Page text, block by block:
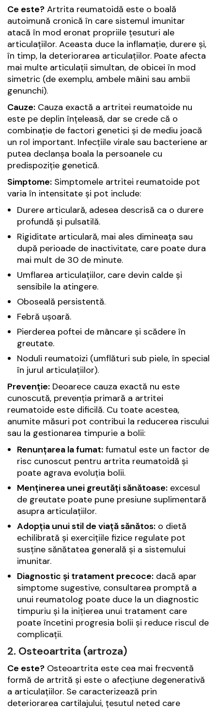
Ce este? Artrita reumatoidă este o boală
autoimună cronică în care sistemul imunitar
atacă în mod eronat propriile țesuturi ale
articulațiilor. Aceasta duce la inflamație, durere și,
în timp, la deteriorarea articulațiilor. Poate afecta
mai multe articulații simultan, de obicei în mod
simetric (de exemplu, ambele mâini sau ambii
genunchi).
Cauze: Cauza exactă a artritei reumatoide nu
este pe deplin înțeleasă, dar se crede că o
combinație de factori genetici și de mediu joacă
un rol important. Infecțiile virale sau bacteriene ar
putea declanșa boala la persoanele cu
predispoziție genetică.
Simptome: Simptomele artritei reumatoide pot
varia în intensitate și pot include:
Durere articulară, adesea descrisă ca o durere
profundă și pulsatilă.
Rigiditate articulară, mai ales dimineața sau
după perioade de inactivitate, care poate dura
mai mult de 30 de minute.
Umflarea articulațiilor, care devin calde și
sensibile la atingere.
Oboseală persistentă.
Febră ușoară.
Pierderea poftei de mâncare și scădere în
greutate.
Noduli reumatoizi (umflături sub piele, în special
în jurul articulațiilor).
Prevenție: Deoarece cauza exactă nu este
cunoscută, prevenția primară a artritei
reumatoide este dificilă. Cu toate acestea,
anumite măsuri pot contribui la reducerea riscului
sau la gestionarea timpurie a bolii:
Renunțarea la fumat: fumatul este un factor de
risc cunoscut pentru artrita reumatoidă și
poate agrava evoluția bolii.
Menținerea unei greutăți sănătoase: excesul
de greutate poate pune presiune suplimentară
asupra articulațiilor.
Adopția unui stil de viață sănătos: o dietă
echilibrată și exercițiile fizice regulate pot
susține sănătatea generală și a sistemului
imunitar.
Diagnostic și tratament precoce: dacă apar
simptome sugestive, consultarea promptă a
unui reumatolog poate duce la un diagnostic
timpuriu și la inițierea unui tratament care
poate încetini progresia bolii și reduce riscul de
complicații.
2. Osteoartrita (artroza)
Ce este? Osteoartrita este cea mai frecventă
formă de artrită și este o afecțiune degenerativă
a articulațiilor. Se caracterizează prin
deteriorarea cartilajului, țesutul neted care